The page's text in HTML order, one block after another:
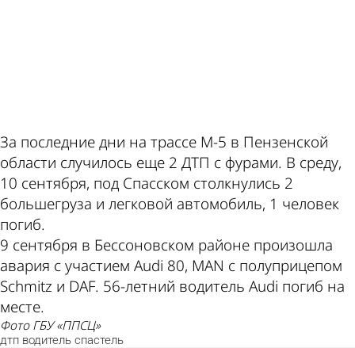
За последние дни на трассе М-5 в Пензенской
области случилось еще 2 ДТП с фурами. В среду,
10 сентября, под Спасском столкнулись 2
большегруза и легковой автомобиль, 1 человек
погиб.
9 сентября в Бессоновском районе произошла
авария с участием Audi 80, MAN с полуприцепом
Schmitz и DAF. 56-летний водитель Audi погиб на
месте.
фото ГБУ «ППСЦ»
дтп водитель спастель